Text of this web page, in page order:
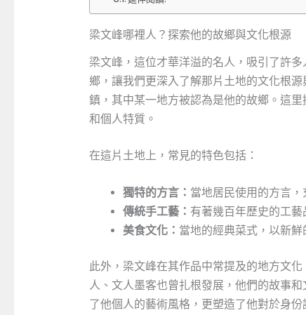
梁文峰哪裡人？探索他的故鄉與文化根源
梁文峰，這位才華洋溢的名人，吸引了許
鄉，讓我們更深入了解那片土地的文化根
鎮，其中某一地方被認為是他的故鄉。這
和個人特質。
在這片土地上，常見的特色包括：
獨特的方言： 當地居民使用的方言
傳統手工藝： 有著幾百年歷史的工
美食文化： 當地的經典菜式，以新
此外，梁文峰在其作品中常提及的地方文
人、文人墨客也曾扎根發展，他們的故事
了他個人的藝術風格，更塑造了他對於身